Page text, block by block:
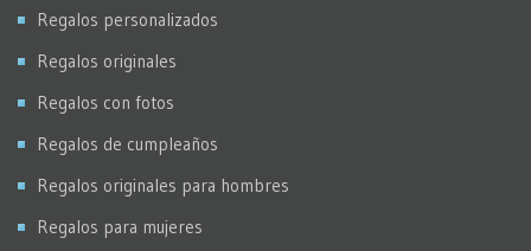
Regalos personalizados
Regalos originales
Regalos con fotos
Regalos de cumpleaños
Regalos originales para hombres
Regalos para mujeres